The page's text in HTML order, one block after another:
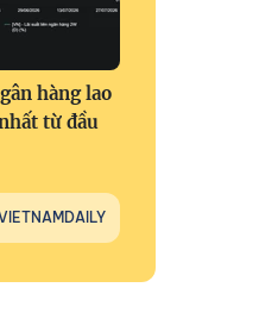
hàng lao
từ đầu